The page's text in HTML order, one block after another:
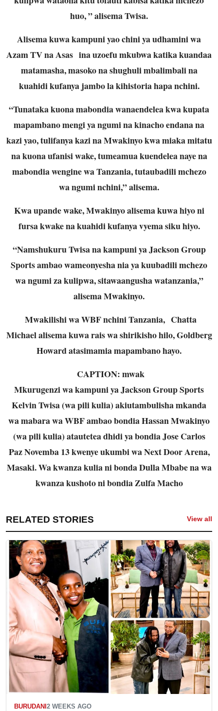
huo, ” alisema Twisa.
Alisema kuwa kampuni yao chini ya udhamini wa
Azam TV na Asas ina uzoefu mkubwa katika kuandaa
matamasha, masoko na shughuli mbalimbali na
kuahidi kufanya jambo la kihistoria hapa nchini.
“Tunataka kuona mabondia wanaendelea kwa kupata
mapambano mengi ya ngumi na kinacho endana na
kazi yao, tulifanya kazi na Mwakinyo kwa miaka mitatu
na kuona ufanisi wake, tumeamua kuendelea naye na
mabondia wengine wa Tanzania, tutaubadili mchezo
wa ngumi nchini,” alisema.
Kwa upande wake, Mwakinyo alisema kuwa hiyo ni
fursa kwake na kuahidi kufanya vyema siku hiyo.
“Namshukuru Twisa na kampuni ya Jackson Group
Sports ambao wameonyesha nia ya kuubadili mchezo
wa ngumi za kulipwa, sitawaangusha watanzania,”
alisema Mwakinyo.
Mwakilishi wa WBF nchini Tanzania, Chatta
Michael alisema kuwa rais wa shirikisho hilo, Goldberg
Howard atasimamia mapambano hayo.
CAPTION: mwak
Mkurugenzi wa kampuni ya Jackson Group Sports
Kelvin Twisa (wa pili kulia) akiutambulisha mkanda
wa mabara wa WBF ambao bondia Hassan Mwakinyo
(wa pili kulia) atautetea dhidi ya bondia Jose Carlos
Paz Novemba 13 kwenye ukumbi wa Next Door Arena,
Masaki. Wa kwanza kulia ni bonda Dulla Mbabe na wa
kwanza kushoto ni bondia Zulfa Macho
RELATED STORIES View all
BURUDANI 2 WEEKS AGO